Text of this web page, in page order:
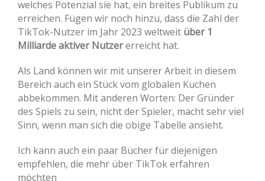
welches Potenzial sie hat, ein breites Publikum zu
erreichen. Fügen wir noch hinzu, dass die Zahl der
TikTok-Nutzer im Jahr 2023 weltweit über 1
Milliarde aktiver Nutzererreicht hat.
Als Land können wir mit unserer Arbeit in diesem
Bereich auch ein Stück vom globalen Kuchen
abbekommen. Mit anderen Worten: Der Gründer
des Spiels zu sein, nicht der Spieler, macht sehr viel
Sinn, wenn man sich die obige Tabelle ansieht.
Ich kann auch ein paar Bücher für diejenigen
empfehlen, die mehr über TikTok erfahren
möchten